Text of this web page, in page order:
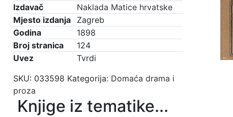
Izdavač
Naklada Matice hrvatske
Mjesto izdanja
Zagreb
Godina
1898
Broj stranica
124
Uvez
Tvrdi
SKU: 033598 Kategorija: Domaća drama i
proza
Knjige iz tematike...